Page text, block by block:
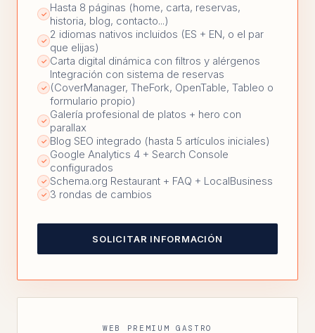
✓ Hasta 8 páginas (home, carta, reservas,
historia, blog, contacto...)
✓ 2 idiomas nativos incluidos (ES + EN, o el par
que elijas)
✓ Carta digital dinámica con filtros y alérgenos
✓
Integración con sistema de reservas
(CoverManager, TheFork, OpenTable, Tableo o
formulario propio)
✓ Galería profesional de platos + hero con
parallax
✓ Blog SEO integrado (hasta 5 artículos iniciales)
✓ Google Analytics 4 + Search Console
configurados
✓ Schema.org Restaurant + FAQ + LocalBusiness
✓ 3 rondas de cambios
SOLICITAR INFORMACIÓN
WEB PREMIUM GASTRO